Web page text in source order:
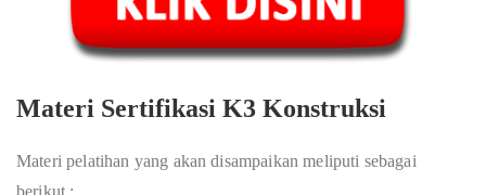
Materi Sertifikasi K3 Konstruksi
Materi pelatihan yang akan disampaikan meliputi sebagai
berikut :